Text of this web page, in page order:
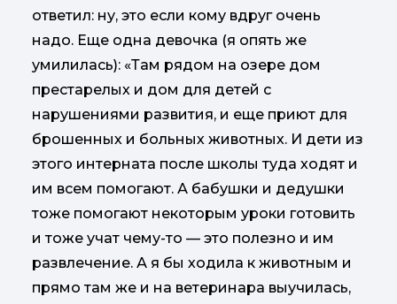
ответил: ну, это если кому вдруг очень
надо. Еще одна девочка (я опять же
умилилась): «Там рядом на озере дом
престарелых и дом для детей с
нарушениями развития, и еще приют для
брошенных и больных животных. И дети из
этого интерната после школы туда ходят и
им всем помогают. А бабушки и дедушки
тоже помогают некоторым уроки готовить
и тоже учат чему-то — это полезно и им
развлечение. А я бы ходила к животным и
прямо там же и на ветеринара выучилась,